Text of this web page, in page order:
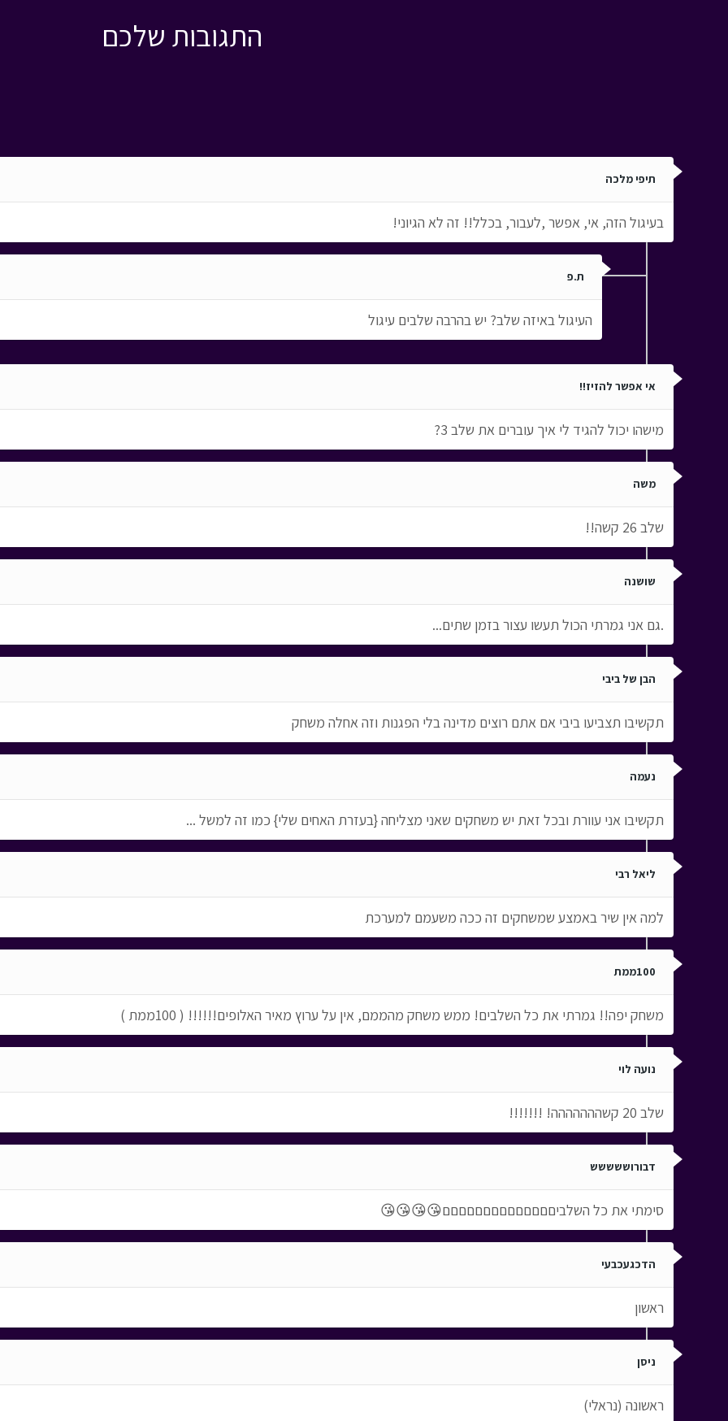
התגובות שלכם
תיפי מלכה
בעיגול הזה, אי, אפשר ,לעבור, בכלל!! זה לא הגיוני!
ת.פ
העיגול באיזה שלב? יש בהרבה שלבים עיגול
אי אפשר להזיז!!
מישהו יכול להגיד לי איך עוברים את שלב 3?
משה
שלב 26 קשה!!
שושנה
.גם אני גמרתי הכול תעשו עצור בזמן שתים...
הבן של ביבי
תקשיבו תצביעו ביבי אם אתם רוצים מדינה בלי הפגנות וזה אחלה משחק
נעמה
תקשיבו אני עוורת ובכל זאת יש משחקים שאני מצליחה {בעזרת האחים שלי} כמו זה למשל ...
ליאל רבי
למה אין שיר באמצע שמשחקים זה ככה משעמם למערכת
100ממת
משחק יפה!! גמרתי את כל השלבים! ממש משחק מהממם, אין על ערוץ מאיר האלופים!!!!!! ( 100ממת )
נועה לוי
שלב 20 קשההההההה! !!!!!!!
דבורוששששש
סימתי את כל השלביםםםםםםםםםםםםםם😘😘😘😘
הדכגעכבעי
ראשון
ניסן
ראשונה (נראלי)